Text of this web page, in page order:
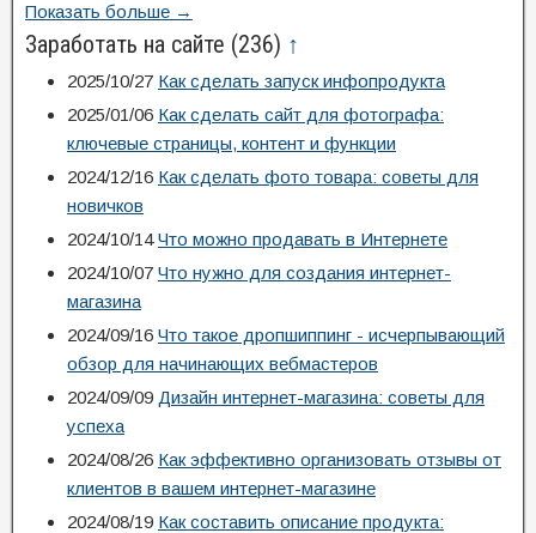
Показать больше →
Заработать на сайте (236) ↑
2025/10/27 Как сделать запуск инфопродукта
2025/01/06 Как сделать сайт для фотографа:
ключевые страницы, контент и функции
2024/12/16 Как сделать фото товара: советы для
новичков
2024/10/14 Что можно продавать в Интернете
2024/10/07 Что нужно для создания интернет-
магазина
2024/09/16 Что такое дропшиппинг - исчерпывающий
обзор для начинающих вебмастеров
2024/09/09 Дизайн интернет-магазина: советы для
успеха
2024/08/26 Как эффективно организовать отзывы от
клиентов в вашем интернет-магазине
2024/08/19 Как составить описание продукта: